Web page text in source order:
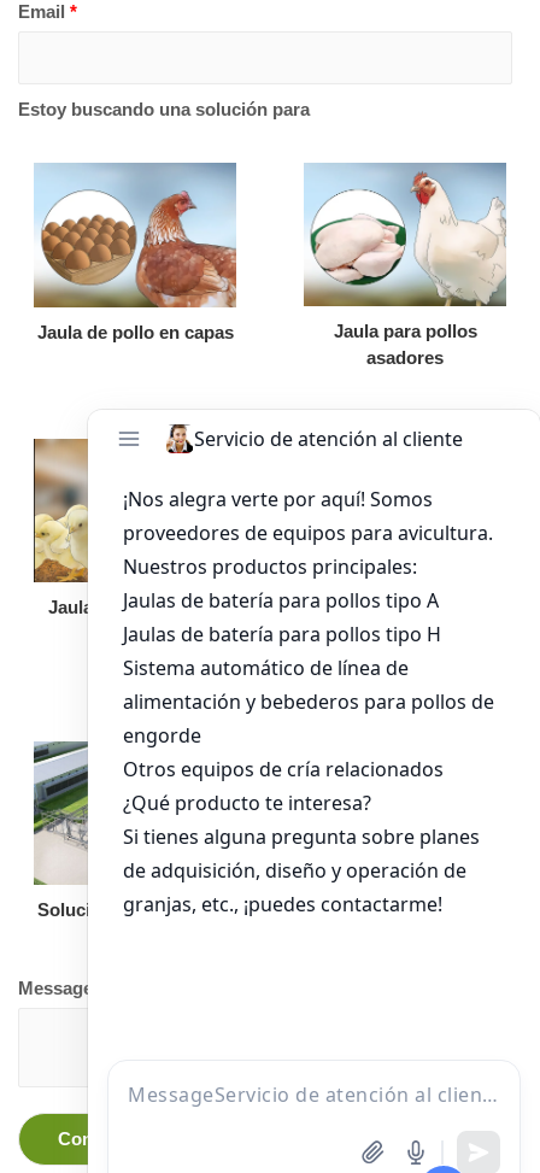
Email *
Estoy buscando una solución para
Jaula de pollo en capas
Jaula para pollos
asadores
Jaula de pollo pollita
Bandeja de
alimentación para
pollos de engorde
Solución llave en mano Otro equipo
Message